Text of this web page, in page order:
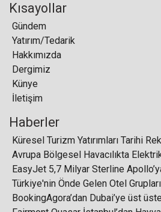
The Ritz-Carlton, Istanbul
Rus kartlarıyla yeniden
Kısayollar
Gündem
Yatırım/Tedarik
Hakkımızda
Dergimiz
Künye
İletişim
Haberler
EasyJet 5,7 Milyar Sterline
BookingAgora’dan Dubai’ye üst